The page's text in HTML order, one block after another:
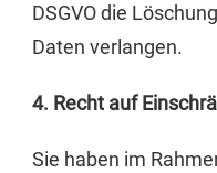
DSGVO die
Daten verlangen.
4. Recht auf
Sie haben im